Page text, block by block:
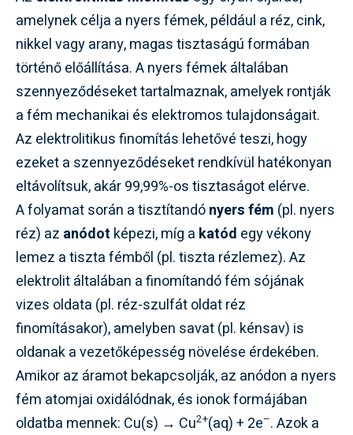
amelynek célja a nyers fémek, például a réz, cink,
nikkel vagy arany, magas tisztaságú formában
történő előállítása. A nyers fémek általában
szennyeződéseket tartalmaznak, amelyek rontják
a fém mechanikai és elektromos tulajdonságait.
Az elektrolitikus finomítás lehetővé teszi, hogy
ezeket a szennyeződéseket rendkívül hatékonyan
eltávolítsuk, akár 99,99%-os tisztaságot elérve.
A folyamat során a tisztítandónyers fém (pl. nyers
réz) az anódot képezi, míg a katód egy vékony
lemez a tiszta fémből (pl. tiszta rézlemez). Az
elektrolit általában a finomítandó fém sójának
vizes oldata (pl. réz-szulfát oldat réz
finomításakor), amelyben savat (pl. kénsav) is
oldanak a vezetőképesség növelése érdekében.
Amikor az áramot bekapcsolják, az anódon a nyers
fém atomjai oxidálódnak, és ionok formájában
oldatba mennek: Cu(s) → Cu2+(aq) + 2e–. Azok a